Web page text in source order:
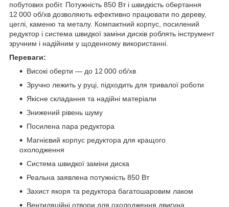
побутових робіт. Потужність 850 Вт і швидкість обертання
12 000 об/хв дозволяють ефективно працювати по дереву,
цеглі, каменю та металу. Компактний корпус, посилений
редуктор і система швидкої заміни дисків роблять інструмент
зручним і надійним у щоденному використанні.
Переваги:
Високі оберти — до 12 000 об/хв
Зручно лежить у руці, підходить для тривалої роботи
Якісне складання та надійні матеріали
Знижений рівень шуму
Посилена пара редуктора
Магнієвий корпус редуктора для кращого
охолодження
Система швидкої заміни диска
Реальна заявлена потужність 850 Вт
Захист якоря та редуктора багатошаровим лаком
Вентиляційні отвори для охолодження двигуна